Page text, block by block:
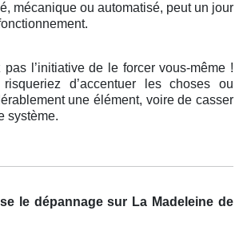
mécanique ou automatisé, peut un jour
pas l’initiative de le forcer vous-même !
d’accentuer les choses ou
une élément, voire de casser
système.
le dépannage sur La Madeleine de